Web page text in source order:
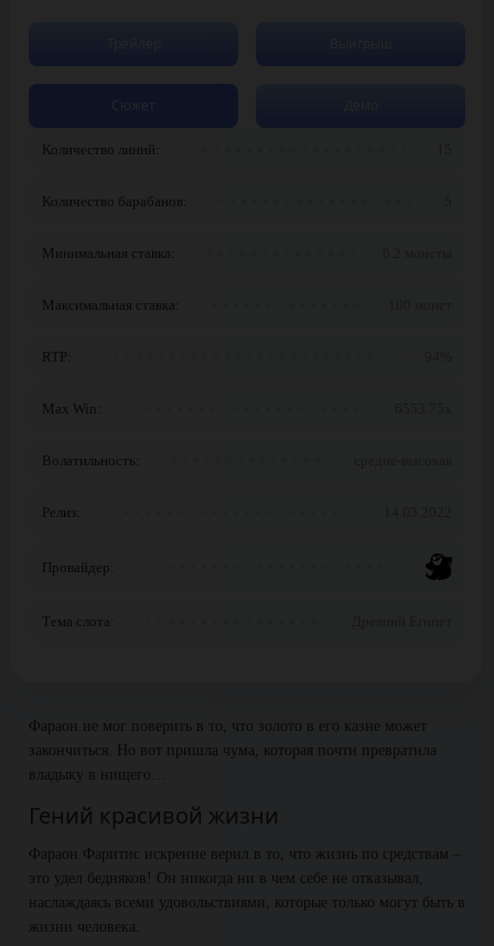
Количество линий:
Количество барабанов:
Минимальная ставка:
Максимальная ставка:
RTP:
Max Win:
Волатильность:
Релиз:
Провайдер:
Тема слота:
Сюжет
Фараон не мог поверить в то, что золото в его казне может
закончиться. Но вот пришла чума, которая почти превратила
владыку в нищего…
Гений красивой жизни
Фараон Фаритис искренне верил в то, что жизнь по средствам –
это удел бедняков! Он никогда ни в чем себе не отказывал,
наслаждаясь всеми удовольствиями, которые только могут быть в
жизни человека.